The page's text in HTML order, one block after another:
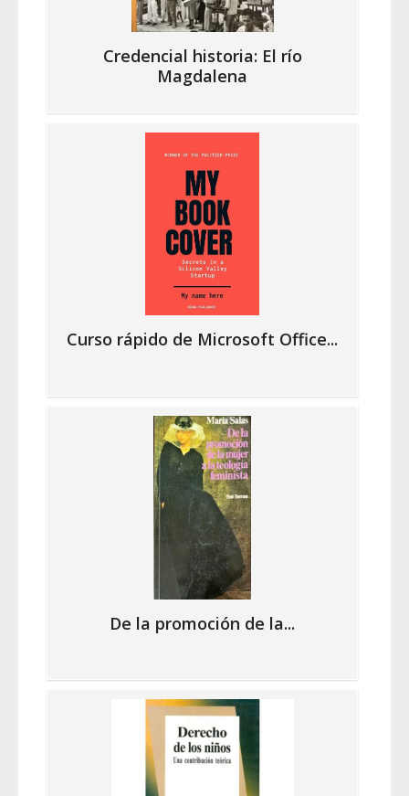
Credencial historia: El río
Magdalena
Curso rápido de Microsoft Office...
De la promoción de la...